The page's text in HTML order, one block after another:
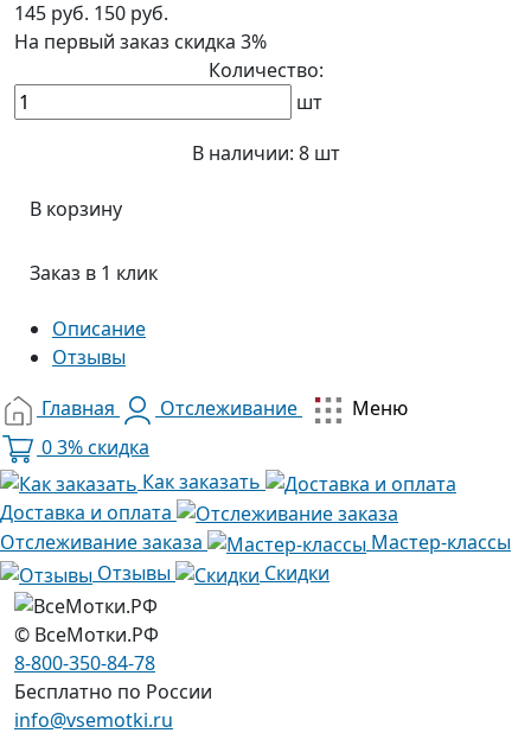
145 руб. 150 руб.
На первый заказ скидка 3%
Количество:
шт
В наличии: 8 шт
В корзину
Заказ в 1 клик
Описание
Отзывы
Главная
Отслеживание
Меню
03% скидка
Как заказать
Доставка и оплата
Отслеживание заказа
Мастер-классы
Отзывы
Скидки
© ВсеМотки.РФ
8-800-350-84-78
Бесплатно по России
info@vsemotki.ru